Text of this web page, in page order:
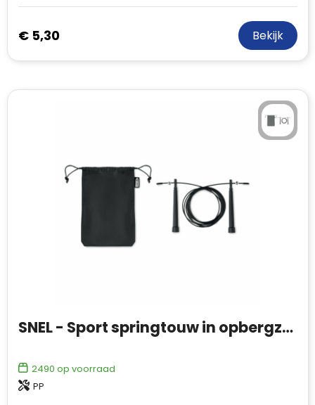
€ 5,30 Bekijk
SNEL - Sport springtouw in opbergzak
2490 op voorraad
PP